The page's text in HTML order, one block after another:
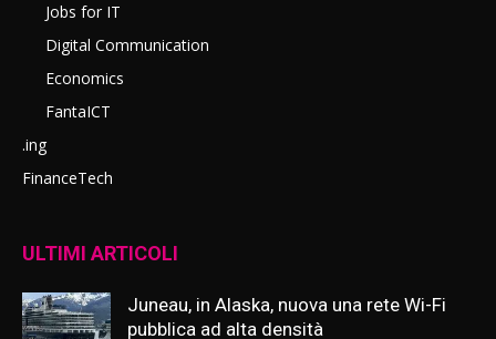
Jobs for IT
Digital Communication
Economics
FantaICT
.ing
FinanceTech
ULTIMI ARTICOLI
Juneau, in Alaska, nuova una rete Wi-Fi
pubblica ad alta densità